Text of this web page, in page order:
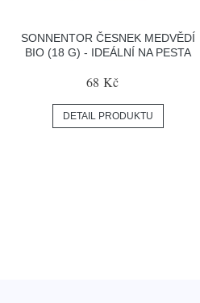
SONNENTOR ČESNEK MEDVĚDÍ
BIO (18 G) - IDEÁLNÍ NA PESTA
68 Kč
DETAIL PRODUKTU